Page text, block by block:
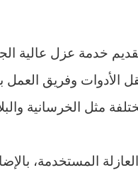
خدمة عزل عالية
وفريق العمل
مثل الخرسانية
المستخدمة،